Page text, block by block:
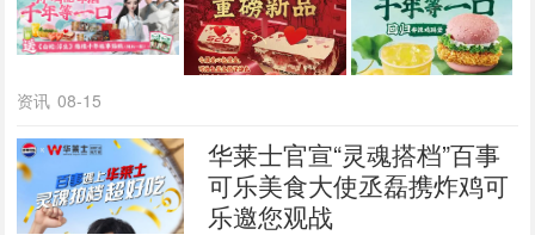
资讯 08-15
华莱士官宣“灵魂搭档”百事
可乐美食大使丞磊携炸鸡可
乐邀您观战